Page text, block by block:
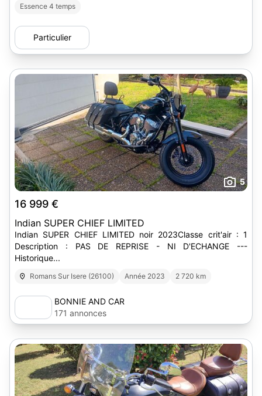
Essence 4 temps
Particulier
5
16 999 €
Indian SUPER CHIEF LIMITED
Indian SUPER CHIEF LIMITED noir 2023Classe crit'air : 1
Description : PAS DE REPRISE - NI D'ECHANGE ---
Historique...
Romans Sur Isere (26100) Année 2023 2 720 km
BONNIE AND CAR
171 annonces